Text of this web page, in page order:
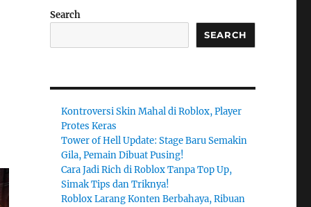
Search
SEARCH
Kontroversi Skin Mahal di Roblox, Player
Protes Keras
Tower of Hell Update: Stage Baru Semakin
Gila, Pemain Dibuat Pusing!
Cara Jadi Rich di Roblox Tanpa Top Up,
Simak Tips dan Triknya!
Roblox Larang Konten Berbahaya, Ribuan